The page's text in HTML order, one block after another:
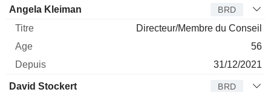
Angela Kleiman BRD
Directeur/Membre du Conseil
56
31/12/2021
David Stockert BRD